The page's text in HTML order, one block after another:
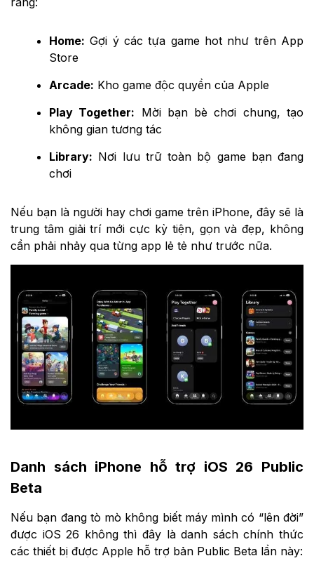
Home: Gợi ý các tựa game hot như trên App
Store
Arcade: Kho game độc quyền của Apple
Play Together: Mời bạn bè chơi chung, tạo
không gian tương tác
Library: Nơi lưu trữ toàn bộ game bạn đang
chơi
Nếu bạn là người hay chơi game trên iPhone, đây sẽ là
trung tâm giải trí mới cực kỳ tiện, gọn và đẹp, không
cần phải nhảy qua từng app lẻ tẻ như trước nữa.
Danh sách iPhone hỗ trợ iOS 26 Public
Beta
Nếu bạn đang tò mò không biết máy mình có “lên đời”
được iOS 26 không thì đây là danh sách chính thức
các thiết bị được Apple hỗ trợ bản Public Beta lần này: